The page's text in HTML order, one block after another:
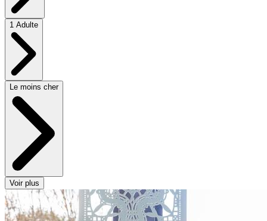
1 Adulte
Le moins cher
Voir plus